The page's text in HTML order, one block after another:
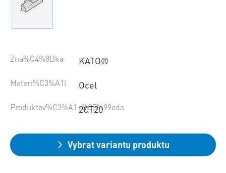
Zna%C4%8Dka KATO®
Materi%C3%A1l Ocel
Produktov%C3%A1+%C5%99ada
2CT20
Vybrat variantu produktu